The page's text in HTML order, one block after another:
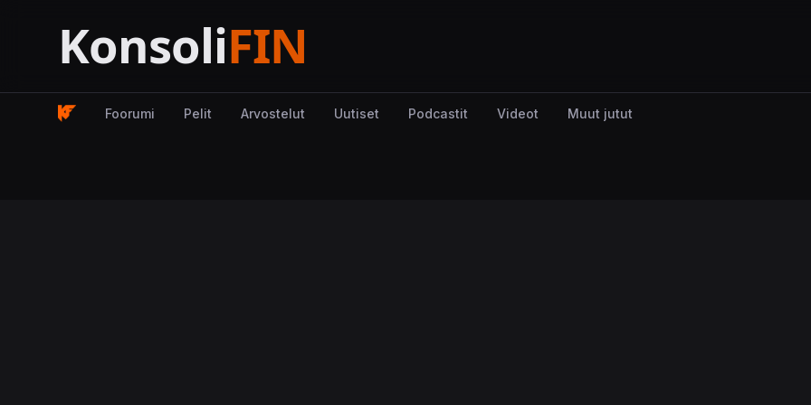
Foorumi Pelit Arvostelut Uutiset Podcastit Videot Muut jutut